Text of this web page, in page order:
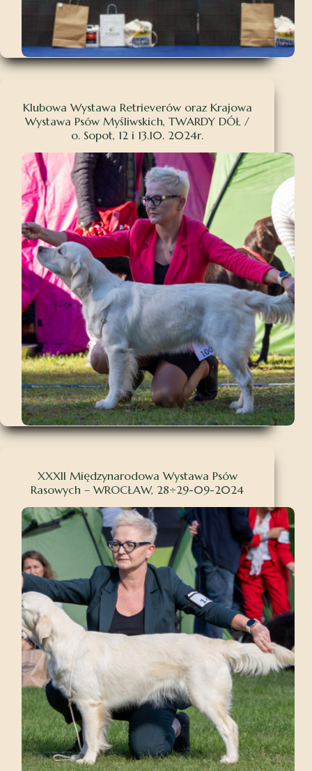
Klubowa Wystawa Retrieverów oraz Krajowa
Wystawa Psów Myśliwskich, TWARDY DÓŁ /
o. Sopot, 12 i 13.10. 2024r.
XXXII Międzynarodowa Wystawa Psów
Rasowych – WROCŁAW, 28÷29-09-2024